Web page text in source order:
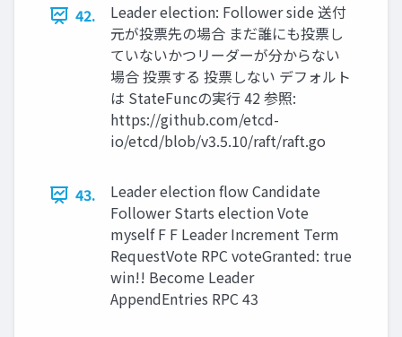
42.
Leader election: Follower side 送付
元が投票先の場合 まだ誰にも投票し
ていないかつリーダーが分からない
場合 投票する 投票しない デフォルト
は StateFuncの実行 42 参照:
https://github.com/etcd-
io/etcd/blob/v3.5.10/raft/raft.go
43.
Leader election ﬂow Candidate
Follower Starts election Vote
myself F F Leader Increment Term
RequestVote RPC voteGranted: true
win!! Become Leader
AppendEntries RPC 43